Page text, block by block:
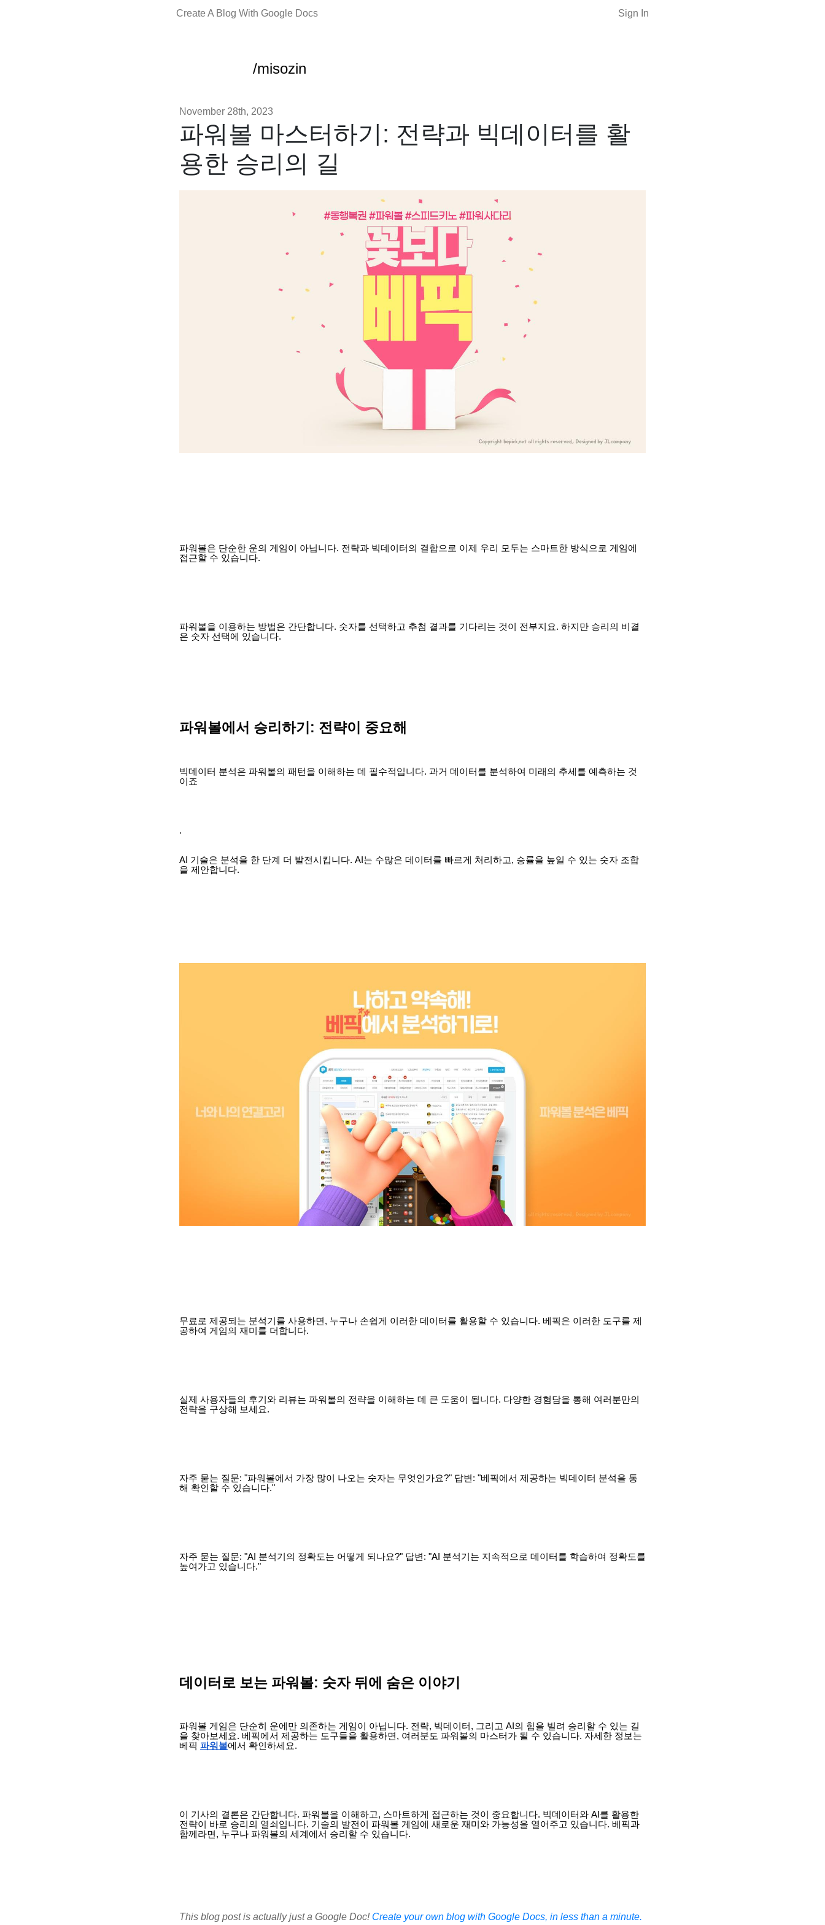
Create A Blog With Google Docs Sign In
/misozin
November 28th, 2023
파워볼 마스터하기: 전략과 빅데이터를 활
용한 승리의 길
파워볼은 단순한 운의 게임이 아닙니다. 전략과 빅데이터의 결합으로 이제 우리 모두는 스마트한 방식으로 게임에
접근할 수 있습니다.
파워볼을 이용하는 방법은 간단합니다. 숫자를 선택하고 추첨 결과를 기다리는 것이 전부지요. 하지만 승리의 비결
은 숫자 선택에 있습니다.
파워볼에서 승리하기: 전략이 중요해
빅데이터 분석은 파워볼의 패턴을 이해하는 데 필수적입니다. 과거 데이터를 분석하여 미래의 추세를 예측하는 것
이죠
.
AI 기술은 분석을 한 단계 더 발전시킵니다. AI는 수많은 데이터를 빠르게 처리하고, 승률을 높일 수 있는 숫자 조합
을 제안합니다.
무료로 제공되는 분석기를 사용하면, 누구나 손쉽게 이러한 데이터를 활용할 수 있습니다. 베픽은 이러한 도구를 제
공하여 게임의 재미를 더합니다.
실제 사용자들의 후기와 리뷰는 파워볼의 전략을 이해하는 데 큰 도움이 됩니다. 다양한 경험담을 통해 여러분만의
전략을 구상해 보세요.
자주 묻는 질문: "파워볼에서 가장 많이 나오는 숫자는 무엇인가요?" 답변: "베픽에서 제공하는 빅데이터 분석을 통
해 확인할 수 있습니다."
자주 묻는 질문: "AI 분석기의 정확도는 어떻게 되나요?" 답변: "AI 분석기는 지속적으로 데이터를 학습하여 정확도를
높여가고 있습니다."
데이터로 보는 파워볼: 숫자 뒤에 숨은 이야기
파워볼 게임은 단순히 운에만 의존하는 게임이 아닙니다. 전략, 빅데이터, 그리고 AI의 힘을 빌려 승리할 수 있는 길
을 찾아보세요. 베픽에서 제공하는 도구들을 활용하면, 여러분도 파워볼의 마스터가 될 수 있습니다. 자세한 정보는
베픽 파워볼에서 확인하세요.
이 기사의 결론은 간단합니다. 파워볼을 이해하고, 스마트하게 접근하는 것이 중요합니다. 빅데이터와 AI를 활용한
전략이 바로 승리의 열쇠입니다. 기술의 발전이 파워볼 게임에 새로운 재미와 가능성을 열어주고 있습니다. 베픽과
함께라면, 누구나 파워볼의 세계에서 승리할 수 있습니다.
This blog post is actually just a Google Doc! Create your own blog with Google Docs, in less than a minute.